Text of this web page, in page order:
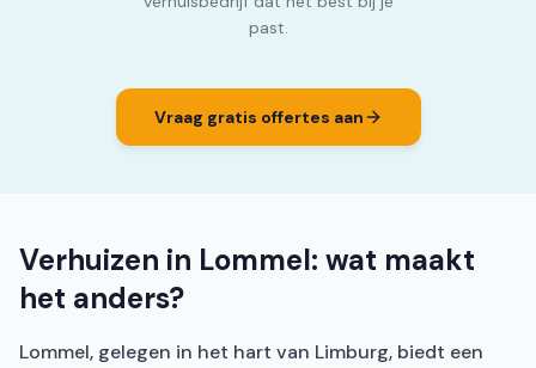
past.
Vraag gratis offertes aan
Verhuizen in Lommel: wat maakt
het anders?
Lommel, gelegen in het hart van Limburg, biedt een